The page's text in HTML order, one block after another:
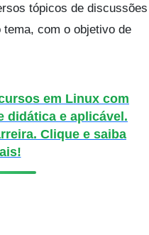
tópicos de discussões
com o objetivo de
em Linux com
didática e aplicável.
Clique e saiba